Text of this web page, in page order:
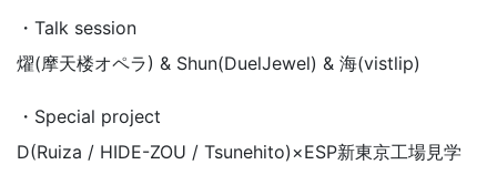
・Talk session
燿(摩天楼オペラ) & Shun(DuelJewel) & 海(vistlip)
・Special project
D(Ruiza / HIDE-ZOU / Tsunehito)×ESP新東京工場見学